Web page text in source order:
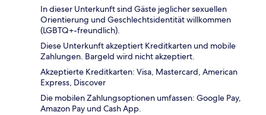
In dieser Unterkunft sind Gäste jeglicher sexuellen
Orientierung und Geschlechtsidentität willkommen
(LGBTQ+-freundlich).
Diese Unterkunft akzeptiert Kreditkarten und mobile
Zahlungen. Bargeld wird nicht akzeptiert.
Akzeptierte Kreditkarten: Visa, Mastercard, American
Express, Discover
Die mobilen Zahlungsoptionen umfassen: Google Pay,
Amazon Pay und Cash App.